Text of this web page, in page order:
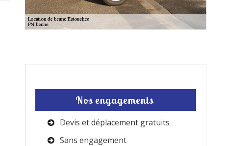
Nos engagements
Devis et déplacement gratuits
Sans engagement